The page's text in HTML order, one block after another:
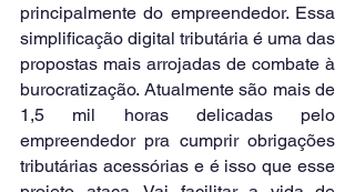
principalmente do empreendedor. Essa
simplificação digital tributária é uma das
propostas mais arrojadas de combate à
burocratização. Atualmente são mais de
1,5 mil horas delicadas pelo
empreendedor pra cumprir obrigações
tributárias acessórias e é isso que esse